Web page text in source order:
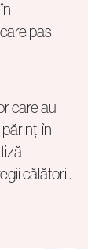
pas
care au
în
călătorii.